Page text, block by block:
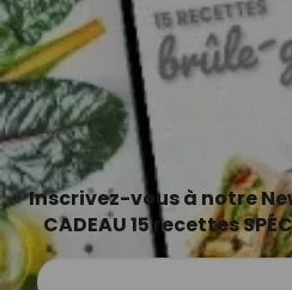
Inscrivez-vous à notre
CADEAU 15 recettes